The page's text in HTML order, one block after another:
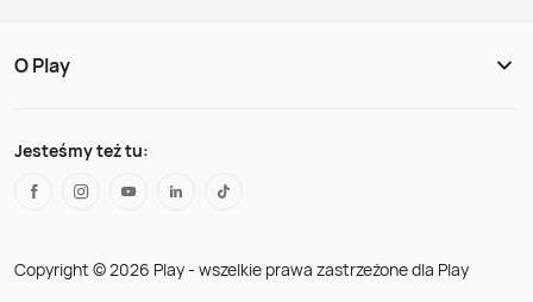
O Play
Jesteśmy też tu:
Copyright © 2026 Play - wszelkie prawa zastrzeżone dla Play